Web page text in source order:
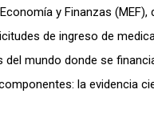
y Finanzas
de ingreso de
mundo donde se
la evidencia